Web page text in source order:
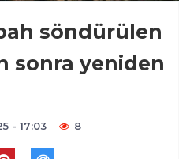
söndürülen
sonra yeniden
- 17:03 8